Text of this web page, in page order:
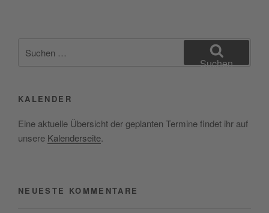
nach:
Suchen
KALENDER
Eine aktuelle Übersicht der geplanten Termine findet ihr auf
unsere Kalenderseite.
NEUESTE KOMMENTARE